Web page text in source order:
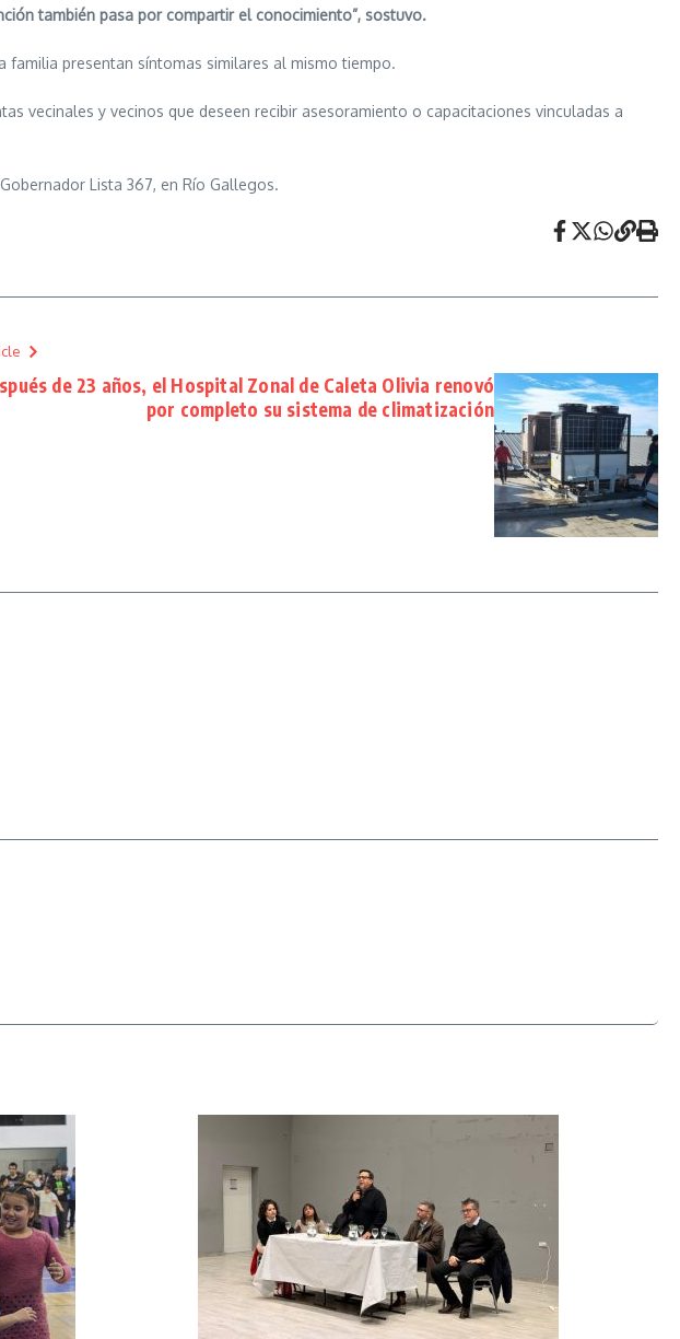
también pasa por compartir el conocimiento”, sostuvo.
familia presentan síntomas similares al mismo tiempo.
vecinales y vecinos que deseen recibir asesoramiento o capacitaciones vinculadas a
Lista 367, en Río Gallegos.
de 23 años, el Hospital Zonal de Caleta Olivia renovó
por completo su sistema de climatización